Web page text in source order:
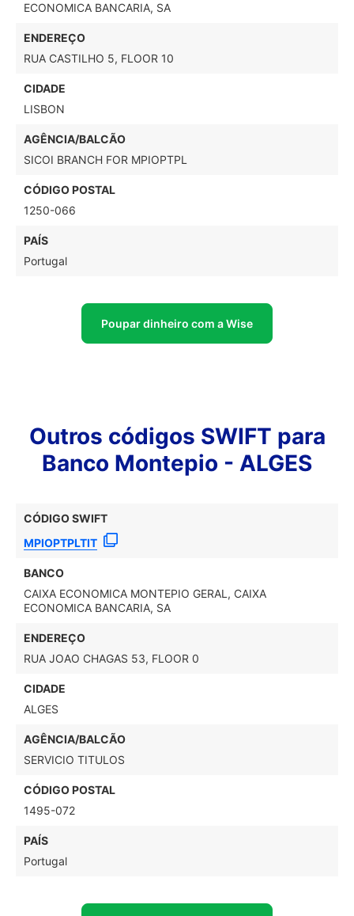
ECONOMICA BANCARIA, SA
ENDEREÇO
RUA CASTILHO 5, FLOOR 10
CIDADE
LISBON
AGÊNCIA/BALCÃO
SICOI BRANCH FOR MPIOPTPL
CÓDIGO POSTAL
1250-066
PAÍS
Portugal
Poupar dinheiro com a Wise
Outros códigos SWIFT para
Banco Montepio - ALGES
CÓDIGO SWIFT
MPIOPTPLTIT
BANCO
CAIXA ECONOMICA MONTEPIO GERAL, CAIXA
ECONOMICA BANCARIA, SA
ENDEREÇO
RUA JOAO CHAGAS 53, FLOOR 0
CIDADE
ALGES
AGÊNCIA/BALCÃO
SERVICIO TITULOS
CÓDIGO POSTAL
1495-072
PAÍS
Portugal